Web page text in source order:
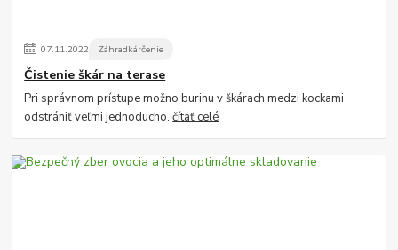
07.11.2022 Záhradkárčenie
Čistenie škár na terase
Pri správnom prístupe možno burinu v škárach medzi kockami
odstrániť veľmi jednoducho.čítať celé